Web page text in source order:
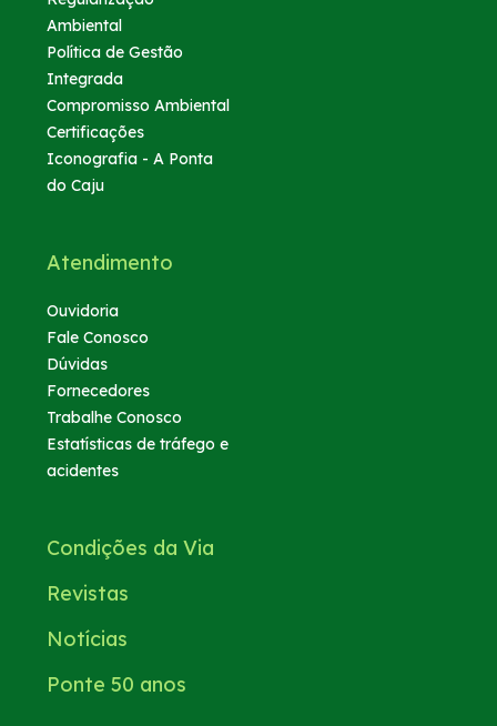
Ambiental
Política de Gestão
Integrada
Compromisso Ambiental
Certificações
Iconografia - A Ponta
do Caju
Atendimento
Ouvidoria
Fale Conosco
Dúvidas
Fornecedores
Trabalhe Conosco
Estatísticas de tráfego e
acidentes
Condições da Via
Revistas
Notícias
Ponte 50 anos